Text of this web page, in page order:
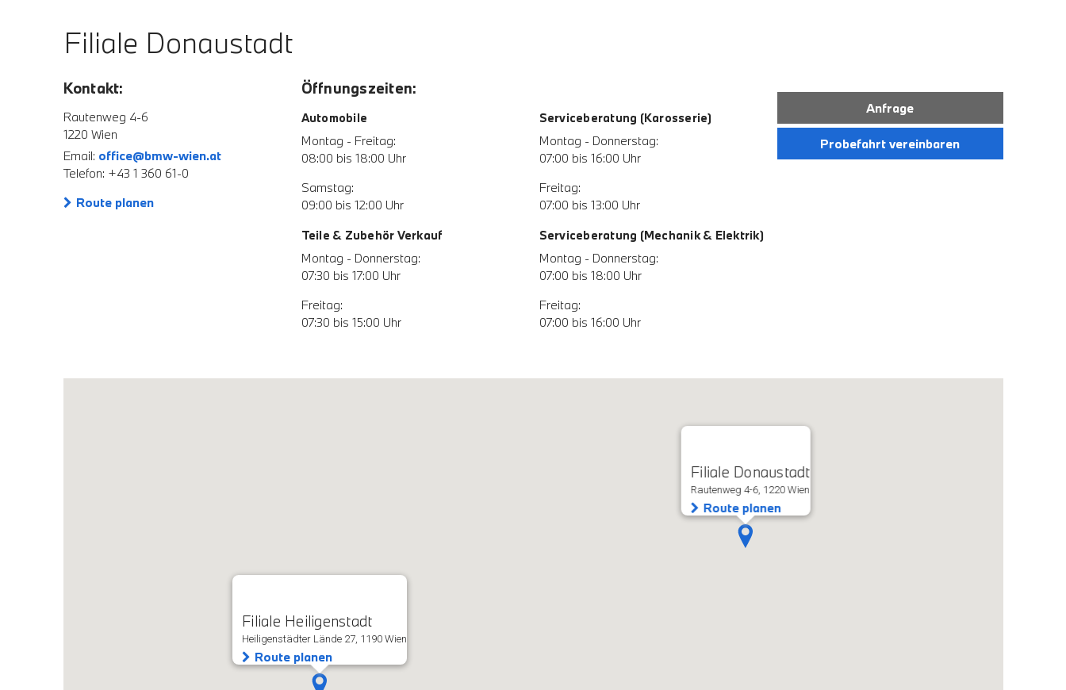
Filiale Donaustadt
Kontakt:
Rautenweg 4-6
1220 Wien
Email: office@bmw-wien.at
Telefon: +43 1 360 61-0
Route planen
Anfrage
Probefahrt vereinbaren
Öffnungszeiten:
Automobile
Montag - Freitag:
08:00 bis 18:00 Uhr
Samstag:
09:00 bis 12:00 Uhr
Teile & Zubehör Verkauf
Montag - Donnerstag:
07:30 bis 17:00 Uhr
Freitag:
07:30 bis 15:00 Uhr
Serviceberatung (Karosserie)
Montag - Donnerstag:
07:00 bis 16:00 Uhr
Freitag:
07:00 bis 13:00 Uhr
Serviceberatung (Mechanik & Elektrik)
Montag - Donnerstag:
07:00 bis 18:00 Uhr
Freitag:
07:00 bis 16:00 Uhr
Filiale Donaustadt
Rautenweg 4-6, 1220 Wien
Route planen
Filiale Heiligenstadt
Heiligenstädter Lände 27, 1190 Wien
Route planen